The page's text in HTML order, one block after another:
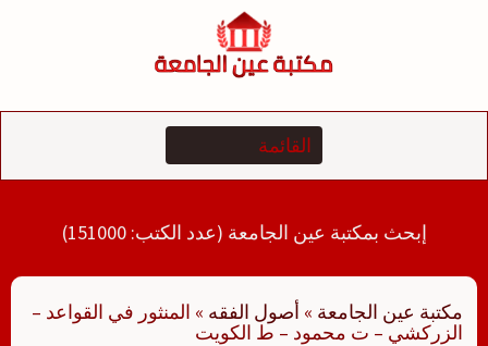
إبحث بمكتبة عين الجامعة (عدد الكتب: 151000)
مكتبة عين الجامعة » أصول الفقه » المنثور في القواعد –
الزركشي – ت محمود – ط الكويت